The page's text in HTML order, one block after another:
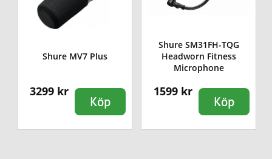
Shure MV7 Plus
3299 kr
Köp
Shure SM31FH-TQG
Headworn Fitness
Microphone
1599 kr
Köp